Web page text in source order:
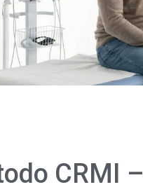
CRMI –